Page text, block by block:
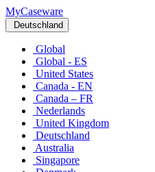
MyCaseware
Deutschland
Global
Global - ES
United States
Canada - EN
Canada – FR
Nederlands
United Kingdom
Deutschland
Australia
Singapore